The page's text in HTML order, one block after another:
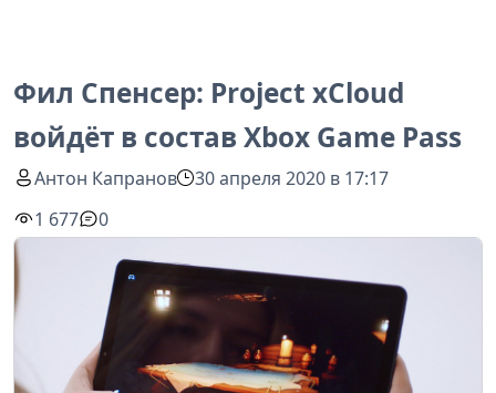
Фил Спенсер: Project xCloud
войдёт в состав Xbox Game Pass
Антон Капранов
30 апреля 2020 в 17:17
1 677
0